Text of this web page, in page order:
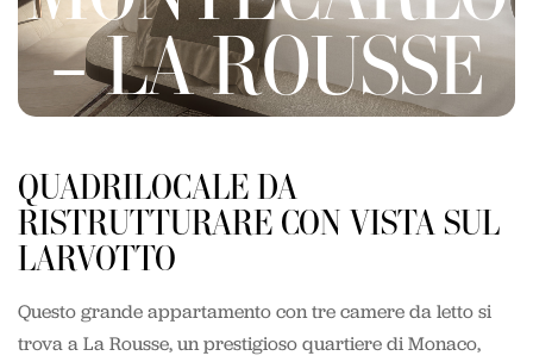
– LA ROUSSE
QUADRILOCALE DA
RISTRUTTURARE CON VISTA SUL
LARVOTTO
Questo grande appartamento con tre camere da letto si
trova a La Rousse, un prestigioso quartiere di Monaco,